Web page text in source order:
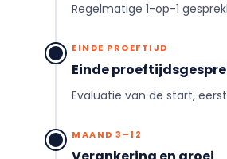
Regelmatige 1-op-1
EINDE PROEFTIJD
Einde
Evaluatie van de start,
MAAND 3–12